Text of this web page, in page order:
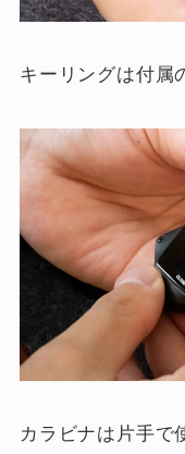
キーリングは付属
カラビナは片手で